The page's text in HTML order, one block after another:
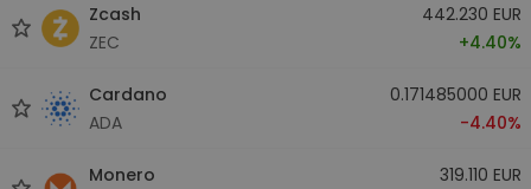
Zcash
ZEC
442.230 EUR
+4.40%
Cardano
ADA
0.171485000 EUR
-4.40%
Monero
319.110 EUR